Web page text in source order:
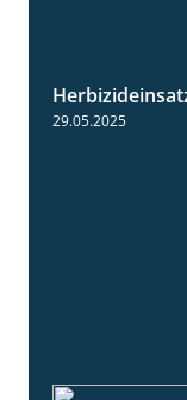
29.05.2025